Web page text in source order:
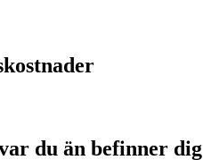
du än befinner dig